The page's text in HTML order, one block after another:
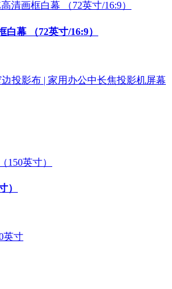
幕 （72英寸/16:9）
投影布 | 家用办公中长焦投影机屏幕
）
英寸